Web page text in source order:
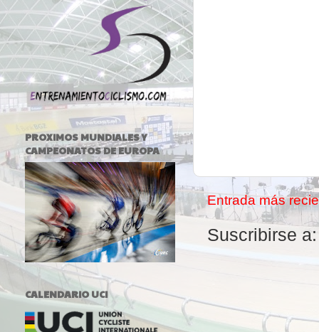
Entrada más
Suscribirse
PROXIMOS MUNDIALES Y
CAMPEONATOS DE EUROPA
CALENDARIO UCI